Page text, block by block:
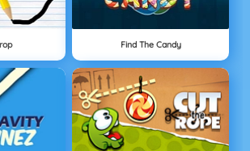
Find The Candy